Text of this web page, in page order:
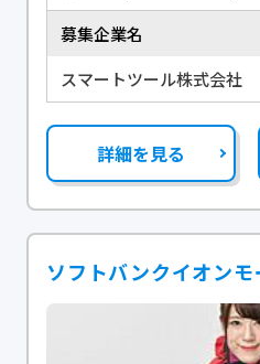
募集企業名
スマートツール株式会社
詳細を見る
ソフトバンクイオンモ